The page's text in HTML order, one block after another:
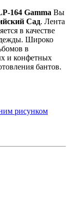
164 Gamma Вы
Сад. Лента
в качестве
Широко
в
и конфетных
бантов.
рисунком